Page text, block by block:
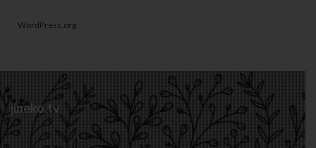
WordPress.org
jineko.tv